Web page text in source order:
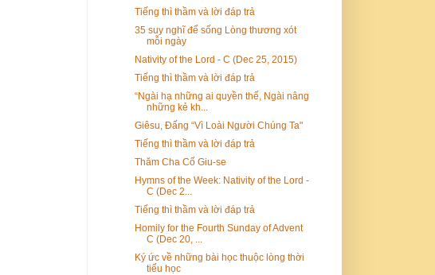
Tiếng thì thầm và lời đáp trả
35 suy nghĩ để sống Lòng thương xót
mỗi ngày
Nativity of the Lord - C (Dec 25, 2015)
Tiếng thì thầm và lời đáp trả
“Ngài hạ những ai quyền thế, Ngài nâng
những kẻ kh...
Giêsu, Đấng “Vì Loài Người Chúng Ta"
Tiếng thì thầm và lời đáp trả
Thăm Cha Cố Giu-se
Hymns of the Week: Nativity of the Lord -
C (Dec 2...
Tiếng thì thầm và lời đáp trả
Homily for the Fourth Sunday of Advent
C (Dec 20, ...
Ký ức về những bài học thuộc lòng thời
tiểu học